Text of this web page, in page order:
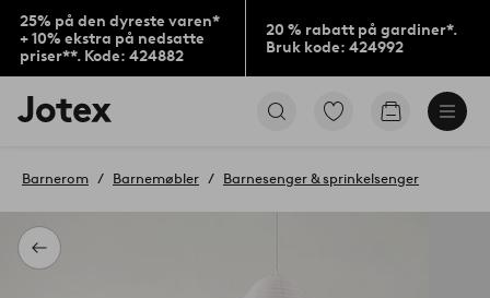
25% på den dyreste varen*
+ 10% ekstra på nedsatte
priser**. Kode: 424882
20 % rabatt på gardiner*.
Bruk kode: 424992
Jotex’
logo
til
Gå
produkter
Gå
Tilbake
Barnerom Barnemøbler Barnesenger & sprinkelsenger